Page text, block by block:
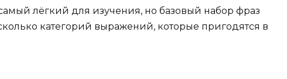
лёгкий для изучения, но базовый набор фраз
категорий выражений, которые пригодятся в